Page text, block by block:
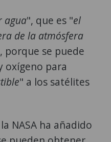
agua", que es "el
de la atmósfera
porque se puede
oxígeno para
" a los satélites
NASA ha añadido